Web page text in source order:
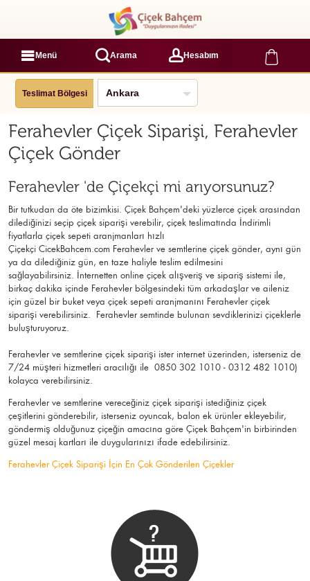
Menü Arama Hesabım
Teslimat Bölgesi
Ferahevler Çiçek Siparişi, Ferahevler
Çiçek Gönder
Ferahevler 'de Çiçekçi mi arıyorsunuz?
Bir tutkudan da öte bizimkisi. Çiçek Bahçem'deki yüzlerce çiçek arasından
dilediğinizi seçip çiçek siparişi verebilir, çiçek teslimatında İndirimli
fiyatlarla çiçek sepeti aranjmanları hızlı
Çiçekçi CicekBahcem.com Ferahevler ve semtlerine çiçek gönder, aynı gün
ya da dilediğiniz gün, en taze haliyle teslim edilmesini
sağlayabilirsiniz. İnternetten online çiçek alışveriş ve sipariş sistemi ile,
birkaç dakika içinde Ferahevler bölgesindeki tüm arkadaşlar ve aileniz
için güzel bir buket veya çiçek sepeti aranjmanını Ferahevler çiçek
siparişi verebilirsiniz. Ferahevler semtinde bulunan sevdiklerinizi çiçeklerle
buluşturuyoruz.
Ferahevler ve semtlerine çiçek siparişi ister internet üzerinden, isterseniz de
7/24 müşteri hizmetleri aracılığı ile 0850 302 1010 - 0312 482 1010)
kolayca verebilirsiniz.
Ferahevler ve semtlerine vereceğiniz çiçek siparişi istediğiniz çiçek
çeşitlerini gönderebilir, isterseniz oyuncak, balon ek ürünler ekleyebilir,
göndermiş olduğunuz çiçeğin amacına göre Çiçek Bahçem'in birbirinden
güzel mesaj kartları ile duygularınızı ifade edebilirsiniz.
Ferahevler Çiçek Siparişi İçin En Çok Gönderilen Çiçekler